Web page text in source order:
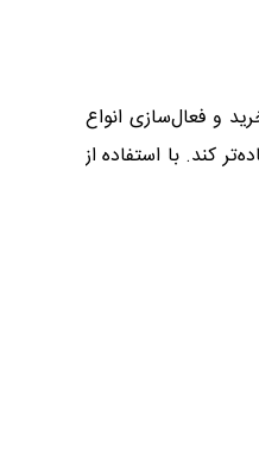
و فعال‌سازی انواع